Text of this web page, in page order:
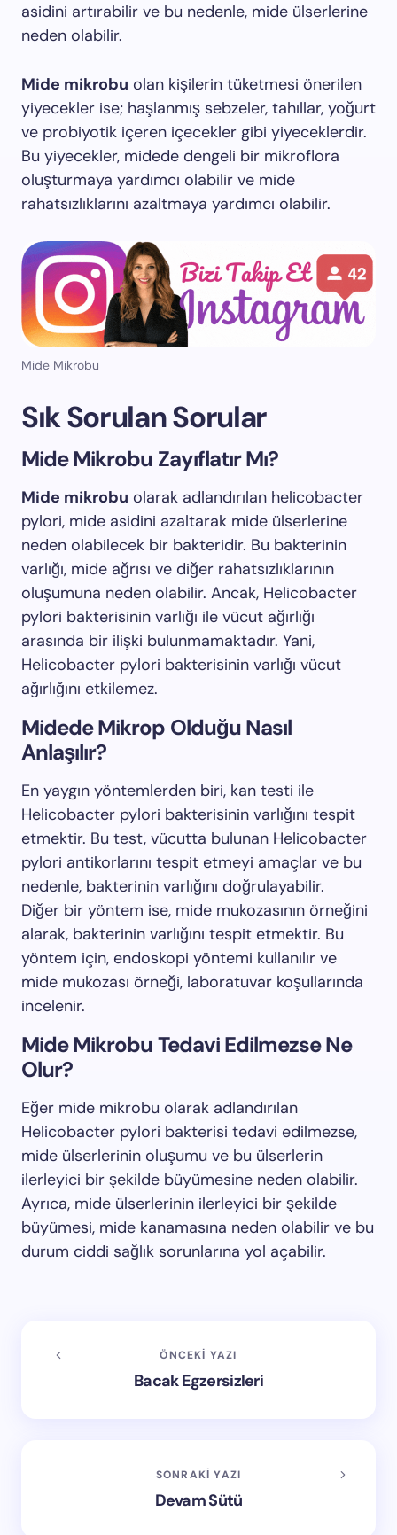
asidini artırabilir ve bu nedenle, mide ülserlerine
neden olabilir.
Mide mikrobu olan kişilerin tüketmesi önerilen
yiyecekler ise; haşlanmış sebzeler, tahıllar, yoğurt
ve probiyotik içeren içecekler gibi yiyeceklerdir.
Bu yiyecekler, midede dengeli bir mikroflora
oluşturmaya yardımcı olabilir ve mide
rahatsızlıklarını azaltmaya yardımcı olabilir.
Mide Mikrobu
Sık Sorulan Sorular
Mide Mikrobu Zayıflatır Mı?
Mide mikrobu olarak adlandırılan helicobacter
pylori, mide asidini azaltarak mide ülserlerine
neden olabilecek bir bakteridir. Bu bakterinin
varlığı, mide ağrısı ve diğer rahatsızlıklarının
oluşumuna neden olabilir. Ancak, Helicobacter
pylori bakterisinin varlığı ile vücut ağırlığı
arasında bir ilişki bulunmamaktadır. Yani,
Helicobacter pylori bakterisinin varlığı vücut
ağırlığını etkilemez.
Midede Mikrop Olduğu Nasıl
Anlaşılır?
En yaygın yöntemlerden biri, kan testi ile
Helicobacter pylori bakterisinin varlığını tespit
etmektir. Bu test, vücutta bulunan Helicobacter
pylori antikorlarını tespit etmeyi amaçlar ve bu
nedenle, bakterinin varlığını doğrulayabilir.
Diğer bir yöntem ise, mide mukozasının örneğini
alarak, bakterinin varlığını tespit etmektir. Bu
yöntem için, endoskopi yöntemi kullanılır ve
mide mukozası örneği, laboratuvar koşullarında
incelenir.
Mide Mikrobu Tedavi Edilmezse Ne
Olur?
Eğer mide mikrobu olarak adlandırılan
Helicobacter pylori bakterisi tedavi edilmezse,
mide ülserlerinin oluşumu ve bu ülserlerin
ilerleyici bir şekilde büyümesine neden olabilir.
Ayrıca, mide ülserlerinin ilerleyici bir şekilde
büyümesi, mide kanamasına neden olabilir ve bu
durum ciddi sağlık sorunlarına yol açabilir.
ÖNCEKI YAZI
Bacak Egzersizleri
SONRAKI YAZI
Devam Sütü